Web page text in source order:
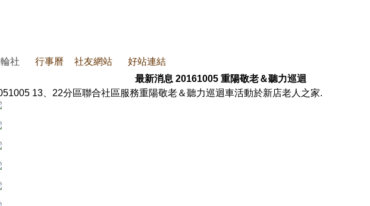
社 行事曆 社友網站
好站連結
最新消息 20161005 重陽敬老＆聽力巡迴
13、22分區聯合社區服務重陽敬老＆聽力巡迴車活動於新店老人之家.